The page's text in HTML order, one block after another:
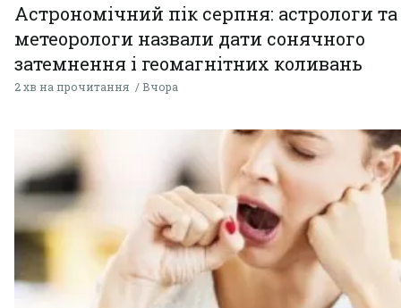
Астрономічний пік серпня: астрологи та
метеорологи назвали дати сонячного
затемнення і геомагнітних коливань
2 хв на прочитання Вчора